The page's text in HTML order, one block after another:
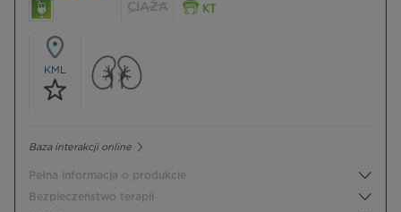
CIĄŻA
KML
Baza interakcji online
Pełna informacja o produkcie
Bezpieczeństwo terapii